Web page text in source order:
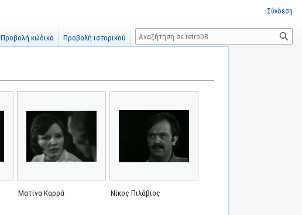
Ματίνα Καρρά Νίκος Πιλάβιος
Σύνδεση
Προβολή κώδικα Προβολή ιστορικού
Αναζήτηση